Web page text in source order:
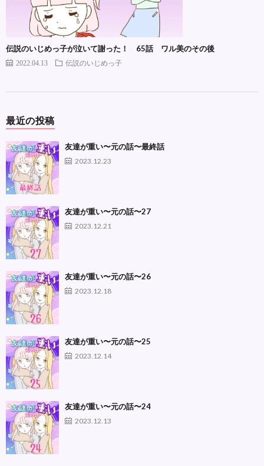
伝説のいじめっ子が泣いて謝った！ 65話 ワル美のその後
2022.04.13 伝説のいじめっ子
最近の投稿
友達が重い〜元の話〜最終話
2023.12.23
友達が重い〜元の話〜27
2023.12.21
友達が重い〜元の話〜26
2023.12.18
友達が重い〜元の話〜25
2023.12.14
友達が重い〜元の話〜24
2023.12.13